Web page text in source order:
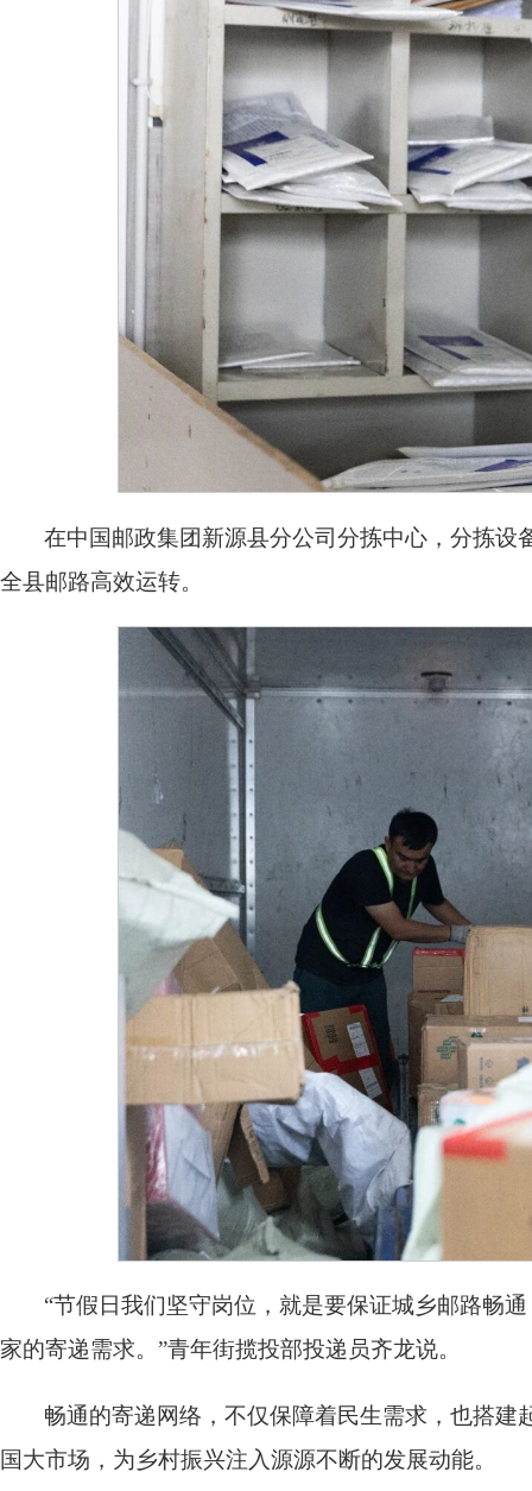
在中国邮政集团新源县分公司分拣中心，分拣
全县邮路高效运转。
“节假日我们坚守岗位，就是要保证城乡邮路畅
家的寄递需求。”青年街揽投部投递员齐龙说。
畅通的寄递网络，不仅保障着民生需求，也搭
国大市场，为乡村振兴注入源源不断的发展动能。